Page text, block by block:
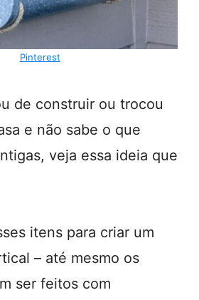
Pinterest
de construir ou trocou
e não sabe o que
veja essa ideia que
itens para criar um
– até mesmo os
ser feitos com